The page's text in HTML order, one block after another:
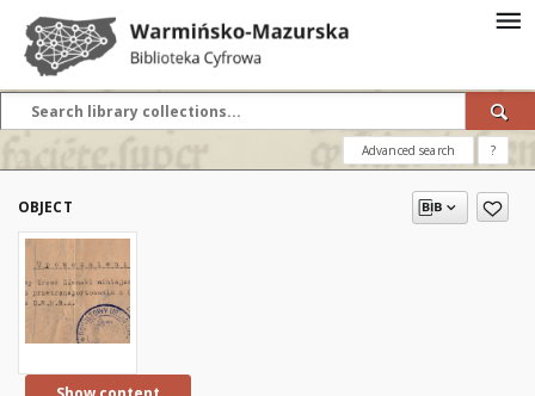
Advanced search ?
OBJECT